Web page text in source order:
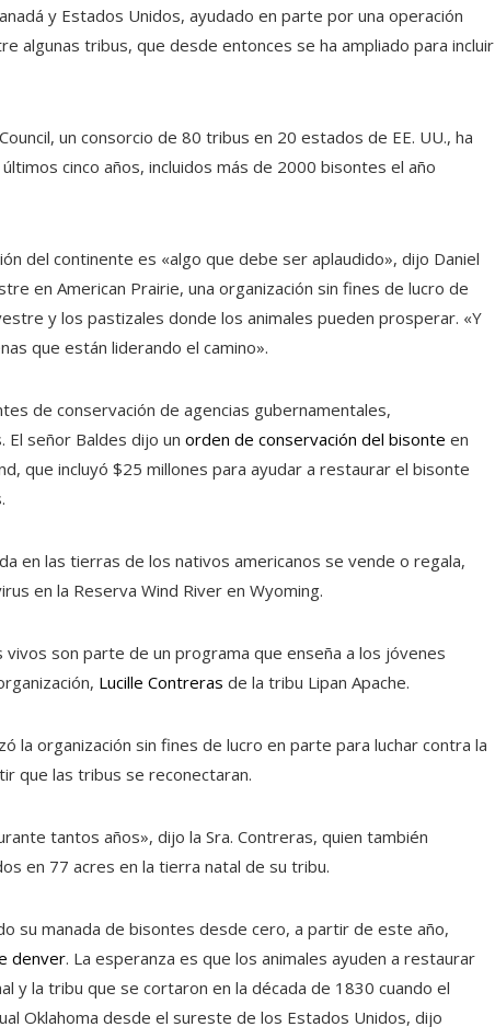
y Estados Unidos, ayudado en parte por una operación
algunas tribus, que desde entonces se ha ampliado para incluir
un consorcio de 80 tribus en 20 estados de EE. UU., ha
cinco años, incluidos más de 2000 bisontes el año
del continente es «algo que debe ser aplaudido», dijo Daniel
en American Prairie, una organización sin fines de lucro de
y los pastizales donde los animales pueden prosperar. «Y
que están liderando el camino».
de conservación de agencias gubernamentales,
señor Baldes dijo un orden de conservación del bisonte en
que incluyó $25 millones para ayudar a restaurar el bisonte
en las tierras de los nativos americanos se vende o regala,
en la Reserva Wind River en Wyoming.
son parte de un programa que enseña a los jóvenes
Lucille Contreras de la tribu Lipan Apache.
la organización sin fines de lucro en parte para luchar contra la
que las tribus se reconectaran.
tantos años», dijo la Sra. Contreras, quien también
en 77 acres en la tierra natal de su tribu.
su manada de bisontes desde cero, a partir de este año,
denver. La esperanza es que los animales ayuden a restaurar
y la tribu que se cortaron en la década de 1830 cuando el
Oklahoma desde el sureste de los Estados Unidos, dijo